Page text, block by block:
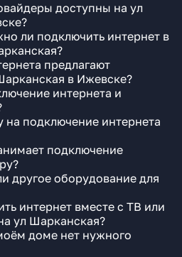
доступны на ул
ли подключить интернет в
предлагают
в Ижевске?
интернета и
на подключение интернета
подключение
другое оборудование для
интернет вместе с ТВ или
ул Шарканская?
доме нет нужного